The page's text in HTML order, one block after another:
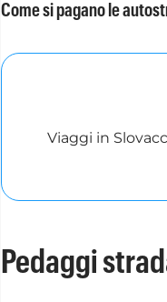
Come si pagano le
Viaggi in
Pedaggi